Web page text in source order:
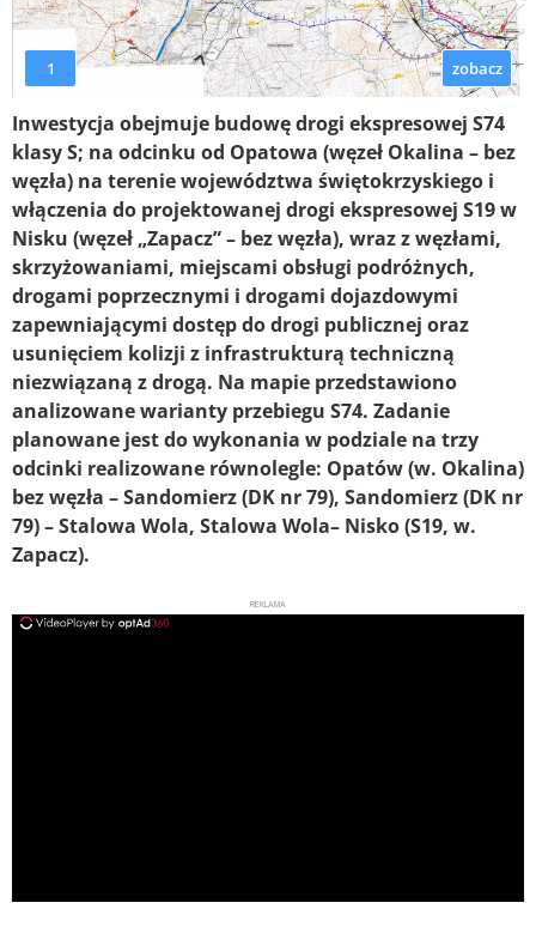
1 zobacz
Inwestycja obejmuje budowę drogi ekspresowej S74
klasy S; na odcinku od Opatowa (węzeł Okalina – bez
węzła) na terenie województwa świętokrzyskiego i
włączenia do projektowanej drogi ekspresowej S19 w
Nisku (węzeł „Zapacz” – bez węzła), wraz z węzłami,
skrzyżowaniami, miejscami obsługi podróżnych,
drogami poprzecznymi i drogami dojazdowymi
zapewniającymi dostęp do drogi publicznej oraz
usunięciem kolizji z infrastrukturą techniczną
niezwiązaną z drogą. Na mapie przedstawiono
analizowane warianty przebiegu S74. Zadanie
planowane jest do wykonania w podziale na trzy
odcinki realizowane równolegle: Opatów (w. Okalina)
bez węzła – Sandomierz (DK nr 79), Sandomierz (DK nr
79) – Stalowa Wola, Stalowa Wola– Nisko (S19, w.
Zapacz).
REKLAMA